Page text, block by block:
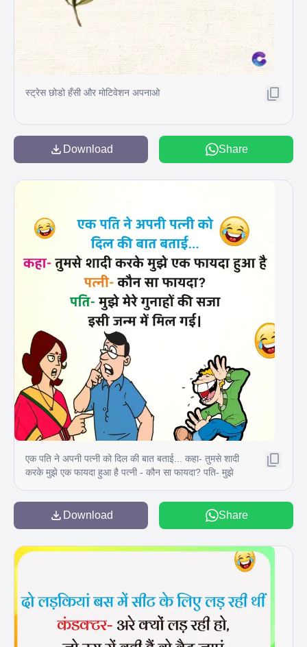
स्ट्रेस छोडो हँसी और मोटिवेशन अपनाओ
Download Share
एक पति ने अपनी पत्नी को दिल की बात बताई... कहा- तुमसे शादी
करके मुझे एक फायदा हुआ है पत्नी - कौन सा फायदा? पति- मुझे
Download Share